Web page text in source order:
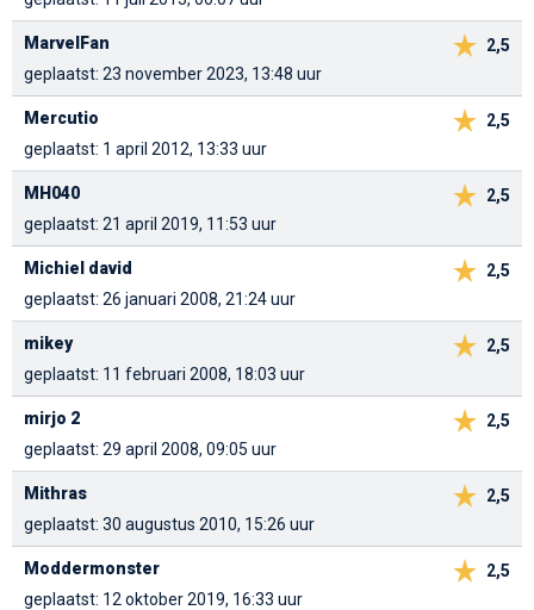
2,5
MarvelFan
geplaatst: 23 november 2023, 13:48 uur
2,5
Mercutio
geplaatst: 1 april 2012, 13:33 uur
2,5
MH040
geplaatst: 21 april 2019, 11:53 uur
2,5
Michiel david
geplaatst: 26 januari 2008, 21:24 uur
2,5
mikey
geplaatst: 11 februari 2008, 18:03 uur
2,5
mirjo 2
geplaatst: 29 april 2008, 09:05 uur
2,5
Mithras
geplaatst: 30 augustus 2010, 15:26 uur
2,5
Moddermonster
geplaatst: 12 oktober 2019, 16:33 uur